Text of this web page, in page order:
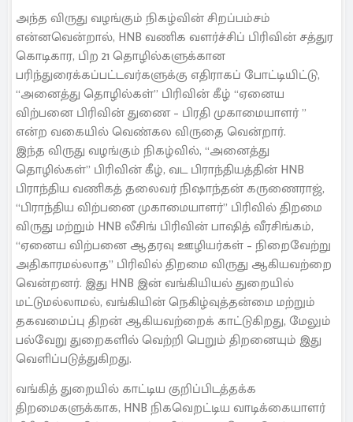
அந்த விருது வழங்கும் நிகழ்வின் சிறப்பம்சம்
என்னவென்றால், HNB வணிக வளர்ச்சிப் பிரிவின் சத்துர
கொடிகார, பிற 21 தொழில்களுக்கான
பரிந்துரைக்கப்பட்டவர்களுக்கு எதிராகப் போட்டியிட்டு,
“அனைத்து தொழில்கள்” பிரிவின் கீழ் “ஏனைய
விற்பனை பிரிவின் துணை – பிரதி முகாமையாளர் ”
என்ற வகையில் வெண்கல விருதை வென்றார்.
இந்த விருது வழங்கும் நிகழ்வில், “அனைத்து
தொழில்கள்” பிரிவின் கீழ், வட பிராந்தியத்தின் HNB
பிராந்திய வணிகத் தலைவர் நிஷாந்தன் கருணைராஜ்,
“பிராந்திய விற்பனை முகாமையாளர்” பிரிவில் திறமை
விருது மற்றும் HNB லீசிங் பிரிவின் பாஷித் வீரசிங்கம்,
“ஏனைய விற்பனை ஆதரவு ஊழியர்கள் – நிறைவேற்று
அதிகாரமல்லாத” பிரிவில் திறமை விருது ஆகியவற்றை
வென்றனர். இது HNB இன் வங்கியியல் துறையில்
மட்டுமல்லாமல், வங்கியின் நெகிழ்வுத்தன்மை மற்றும்
தகவமைப்பு திறன் ஆகியவற்றைக் காட்டுகிறது, மேலும்
பல்வேறு துறைகளில் வெற்றி பெறும் திறனையும் இது
வெளிப்படுத்துகிறது.
வங்கித் துறையில் காட்டிய குறிப்பிடத்தக்க
திறமைகளுக்காக, HNB நிகவெறட்டிய வாடிக்கையாளர்